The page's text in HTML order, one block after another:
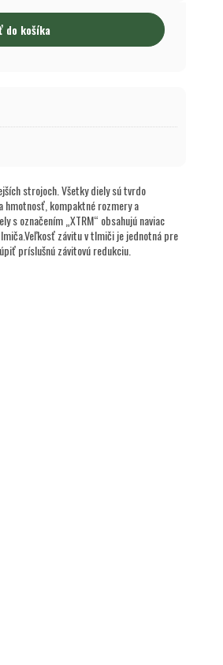
do košíka
strojoch. Všetky diely sú tvrdo
hmotnosť, kompaktné rozmery a
s označením „XTRM“ obsahujú naviac
závitu v tlmiči je jednotná pre
príslušnú závitovú redukciu.